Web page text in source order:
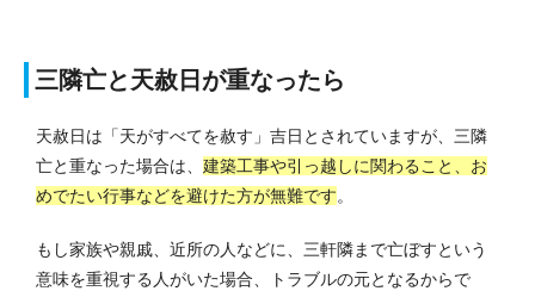
三隣亡と天赦日が重なったら
天赦日は「天がすべてを赦す」吉日とされていますが、三隣
亡と重なった場合は、 建築工事や引っ越しに関わること、お
めでたい行事などを避けた方が無難です。
もし家族や親戚、近所の人などに、三軒隣まで亡ぼすという
意味を重視する人がいた場合、トラブルの元となるからで